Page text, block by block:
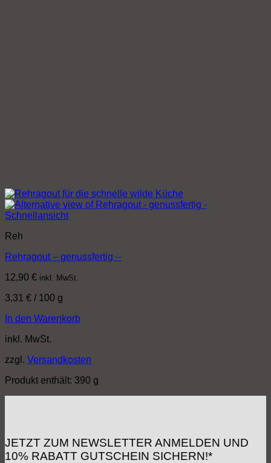
Schnellansicht
Reh
Rehragout – genussfertig –
12,90 € inkl. MwSt.
3,31 € / 100 g
In den Warenkorb
inkl. MwSt.
zzgl. Versandkosten
Produkt enthält: 390 g
JETZT ZUM NEWSLETTER ANMELDEN UND
10% RABATT GUTSCHEIN SICHERN!*